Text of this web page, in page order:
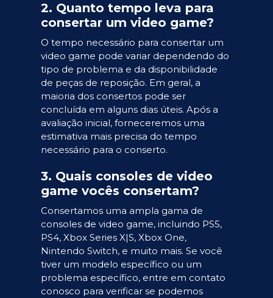
2. Quanto tempo leva para
consertar um video game?
O tempo necessário para consertar um
video game pode variar dependendo do
tipo de problema e da disponibilidade
de peças de reposição. Em geral, a
maioria dos consertos pode ser
concluída em alguns dias úteis. Após a
avaliação inicial, forneceremos uma
estimativa mais precisa do tempo
necessário para o conserto.
3. Quais consoles de video
game vocês consertam?
Consertamos uma ampla gama de
consoles de video game, incluindo PS5,
PS4, Xbox Series X|S, Xbox One,
Nintendo Switch, e muito mais. Se você
tiver um modelo específico ou um
problema específico, entre em contato
conosco para verificar se podemos